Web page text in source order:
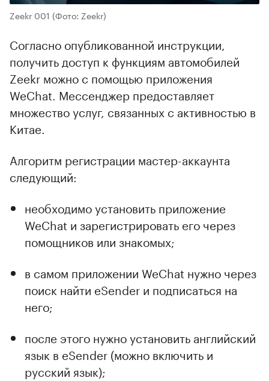
Zeekr 001 (Фото: Zeekr)
Согласно опубликованной инструкции,
получить доступ к функциям автомобилей
Zeekr можно с помощью приложения
WeChat. Мессенджер предоставляет
множество услуг, связанных с активностью в
Китае.
Алгоритм регистрации мастер-аккаунта
следующий:
необходимо установить приложение
WeChat и зарегистрировать его через
помощников или знакомых;
в самом приложении WeChat нужно через
поиск найти eSender и подписаться на
него;
после этого нужно установить английский
язык в eSender (можно включить и
русский язык);